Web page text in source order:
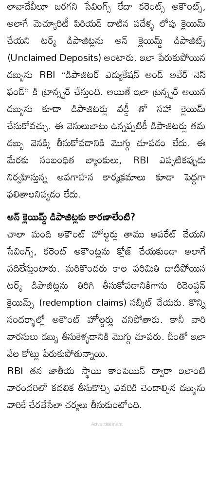
లావాదేవీలూ జరగని సేవింగ్స్ లేదా కరెంట్స్ అకౌంట్స్,
అలాగే మెచ్యూరిటీ పిరియడ్ దాటిన పదేళ్ళ లోపు క్లెయిమ్
చేయని టర్మ్ డిపాజిట్లను అన్ క్లెయిమ్డ్ డిపాజిట్స్
(Unclaimed Deposits) అంటారు. ఇలా పేరుకుపోయిన
డబ్బును RBI “డిపాజిటర్ ఎడ్యుకేషన్ అండ్ అవేర్ నెస్
ఫండ్” కి ట్రాన్స్ఫర్ చేస్తుంది. అయితే ఇలా ట్రన్స్ఫర్ అయిన
డబ్బును కూడా డిపాజిటర్లు వడ్డీ తో సహా క్లెయిమ్
చేసుకోవచ్చు. ఈ వెసులుబాటు ఉన్నప్పటికీ డిపాజిటర్లు తమ
డబ్బు వెనక్కి తీసుకోవడానికి మొగ్గు చూపడం లేదు. ఈ
మేరకు సంబంధిత బ్యాంకులు, RBI ఎప్పటికప్పుడు
నిర్వహిస్తున్న అవగాహన కార్యక్రమాలు కూడా పెద్దగా
ఫలితాలనివ్వడం లేదు.
అన్ క్లెయిమ్డ్ డిపాజిట్లకు కారణాలేంటి?
చాలా మంది అకౌంట్ హోల్డర్లు తాము ఆపరేట్ చేయని
సేవింగ్స్, కరెంట్ అకౌంట్లను క్లోజ్ చేయకుండా అలాగే
వదిలేస్తుంటారు. మరికొందరు కాల పరిమితి దాటిపోయిన
టర్మ్ డిపాజిట్లను తిరిగి తీసుకోవడానికిగాను రిడెంప్షన్
క్లెయిమ్స్ (redemption claims) సబ్మిట్ చేయరు. కొన్ని
సందర్భాల్లో అకౌంట్ హోల్డర్లు చనిపోతారు. కానీ వారి
వారసులు డబ్బు తీసుకెళ్ళడానికి మొగ్గు చూపరు. దీంతో ఇలా
వేల కోట్లు పేరుకుపోతున్నాయి.
RBI తన జాతీయ స్థాయి కాంపెయిన్ ద్వారా ఇలాంటి
వారందరిలో కదలిక తీసుకొచ్చి ఎవరికి చెందాల్సిన డబ్బును
వారికే చేరవేసేలా చర్యలు తీసుకుంటోంది.